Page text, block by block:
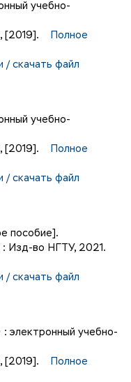
учебно-
[2019].
Полное
/ скачать файл
учебно-
[2019].
Полное
/ скачать файл
пособие].
: Изд-во НГТУ, 2021.
/ скачать файл
электронный учебно-
[2019].
Полное